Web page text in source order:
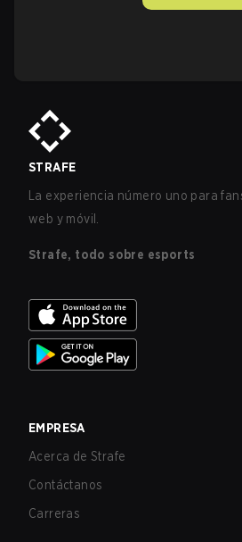
STRAFE
La experiencia número uno para
web y móvil.
Strafe, todo sobre esports
EMPRESA
Acerca de Strafe
Contáctanos
Carreras